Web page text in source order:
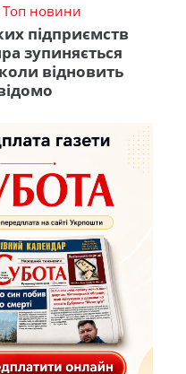
Топ новини
підприємств
зупиняється
відновить